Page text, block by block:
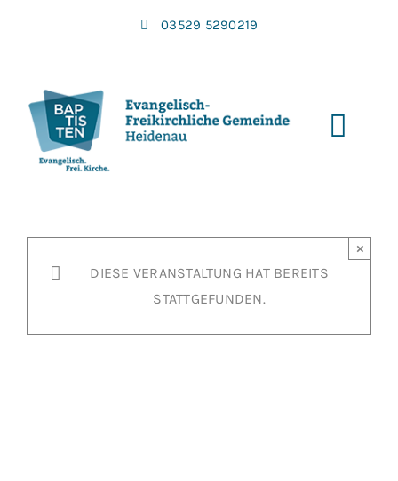
03529 5290219
DIESE VERANSTALTUNG HAT BEREITS
STATTGEFUNDEN.
×